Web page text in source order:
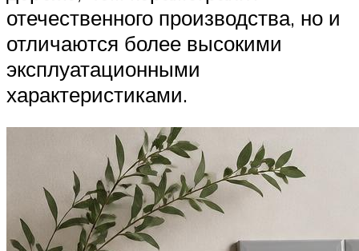
отечественного производства, но и
отличаются более высокими
эксплуатационными
характеристиками.